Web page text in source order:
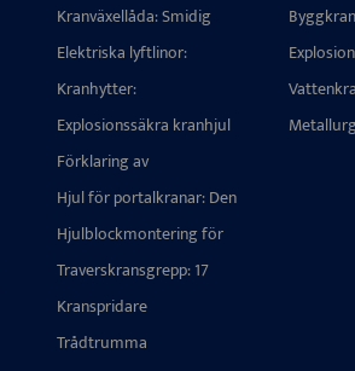
Kranväxellåda: Smidig
transmission, hög
lastkapacitet, kompatibel
med flera mekanismer
Elektriska lyftlinor:
Multikonfigurationsskydd
mot trassling
Kranhytter:
Specialkonstruerade
komponenter för
precisionslyft med kranar
Explosionssäkra kranhjul
för farliga miljöer: Hållbar
och säker design
Förklaring av
hamnkranens
hjulblocksmontering:
Struktur, typer och
urvalsguide för
hamnkranar
Hjul för portalkranar: Den
ultimata guiden till typer,
tillämpningar och
högpresterande
hjulaggregat
Hjulblockmontering för
traverskran: Tillförlitlig,
anpassningsbar och
byggd för att hålla
Traverskransgrepp: 17
specialiserade
konstruktioner för
bulkhantering i hamnar,
Kranspridare
Trådtrumma
Byggkran